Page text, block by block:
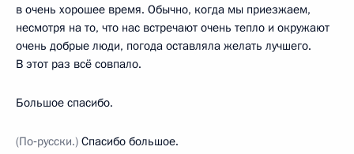
в очень хорошее время. Обычно, когда мы приезжаем,
несмотря на то, что нас встречают очень тепло и окружают
очень добрые люди, погода оставляла желать лучшего.
В этот раз всё совпало.
Большое спасибо.
(По‑русски.) Спасибо большое.